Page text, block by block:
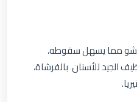
مما يسهل سقوطه،
الجيد للأسنان بالفرشاة،